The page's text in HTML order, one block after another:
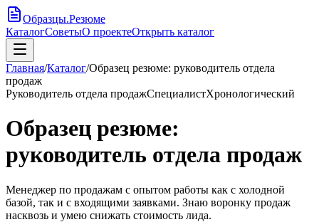
Образцы.Резюме
КаталогСоветыО проектеОткрыть каталог
Главная/Каталог/Образец резюме: руководитель отдела
продаж
Руководитель отдела продажСпециалистХронологический
Образец резюме:
руководитель отдела продаж
Менеджер по продажам с опытом работы как с холодной
базой, так и с входящими заявками. Знаю воронку продаж
насквозь и умею снижать стоимость лида.